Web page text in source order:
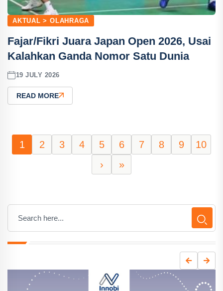
AKTUAL > OLAHRAGA
Fajar/Fikri Juara Japan Open 2026, Usai
Kalahkan Ganda Nomor Satu Dunia
19 JULY 2026
READ MORE
1 2 3 4 5 6 7 8 9
10
›
»